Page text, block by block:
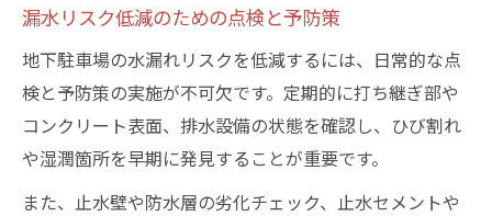
漏水リスク低減のための点検と予防策
地下駐車場の水漏れリスクを低減するには、日常的な点
検と予防策の実施が不可欠です。定期的に打ち継ぎ部や
コンクリート表面、排水設備の状態を確認し、ひび割れ
や湿潤箇所を早期に発見することが重要です。
また、止水壁や防水層の劣化チェック、止水セメントや